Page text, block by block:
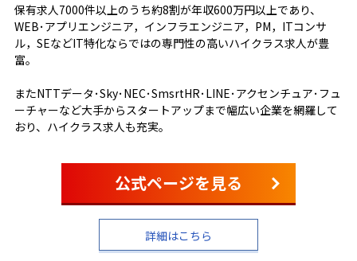
公式ページを見る
詳細はこちら
保有求人7000件以上のうち約8割が年収600万円以上であり、
WEB･アプリエンジニア，インフラエンジニア，PM，ITコンサ
ル，SEなどIT特化ならではの専門性の高いハイクラス求人が豊
富。
またNTTデータ･Sky･NEC･SmsrtHR･LINE･アクセンチュア･フュ
ーチャーなど大手からスタートアップまで幅広い企業を網羅して
おり、ハイクラス求人も充実。